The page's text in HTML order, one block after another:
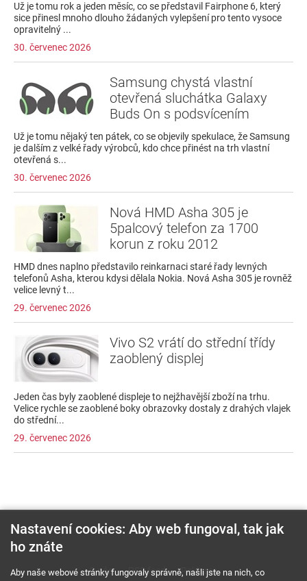
Už je tomu rok a jeden měsíc, co se představil Fairphone 6, který
sice přinesl mnoho dlouho žádaných vylepšení pro tento vysoce
opravitelný ...
30. červenec 2026
Samsung chystá vlastní
otevřená sluchátka Galaxy
Buds On s podsvícením
Už je tomu nějaký ten pátek, co se objevily spekulace, že Samsung
je dalším z velké řady výrobců, kdo chce přinést na trh vlastní
otevřená s...
30. červenec 2026
Nová HMD Asha 305 je
5palcový telefon za 1700
korun z roku 2012
HMD dnes naplno představilo reinkarnaci staré řady levných
telefonů Asha, kterou kdysi dělala Nokia. Nová Asha 305 je rovněž
velice levný t...
29. červenec 2026
Vivo S2 vrátí do střední třídy
zaoblený displej
Jeden čas byly zaoblené displeje to nejžhavější zboží na trhu.
Velice rychle se zaoblené boky obrazovky dostaly z drahých vlajek
do střední...
29. červenec 2026
O nás RSS feed Reklama
Nastavení cookies: Aby web fungoval, tak jak
ho znáte
Aby naše webové stránky fungovaly správně, našli jste na nich, co